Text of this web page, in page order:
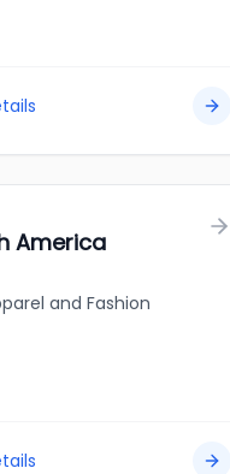
America
and Fashion